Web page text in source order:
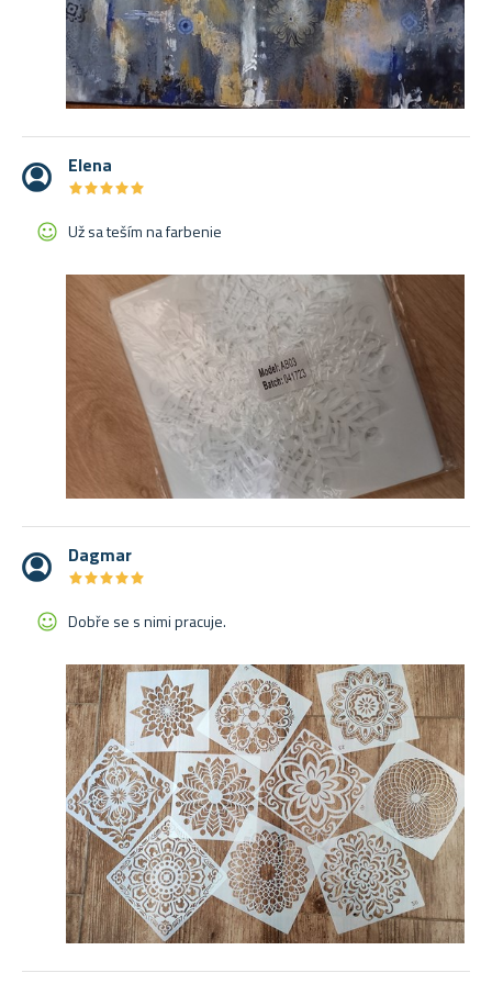
Elena
★★★★★
★★★★★
Už sa teším na farbenie
Dagmar
★★★★★
★★★★★
Dobře se s nimi pracuje.